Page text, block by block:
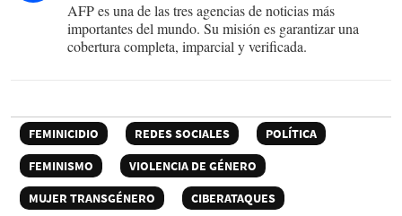
AFP es una de las tres agencias de noticias más
importantes del mundo. Su misión es garantizar una
cobertura completa, imparcial y verificada.
FEMINICIDIO REDES SOCIALES
POLÍTICA
FEMINISMO
VIOLENCIA DE GÉNERO
MUJER TRANSGÉNERO
CIBERATAQUES